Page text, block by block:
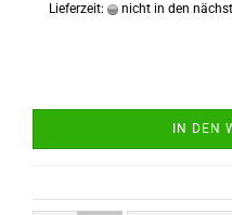
Lieferzeit: nicht in den
IN DEN